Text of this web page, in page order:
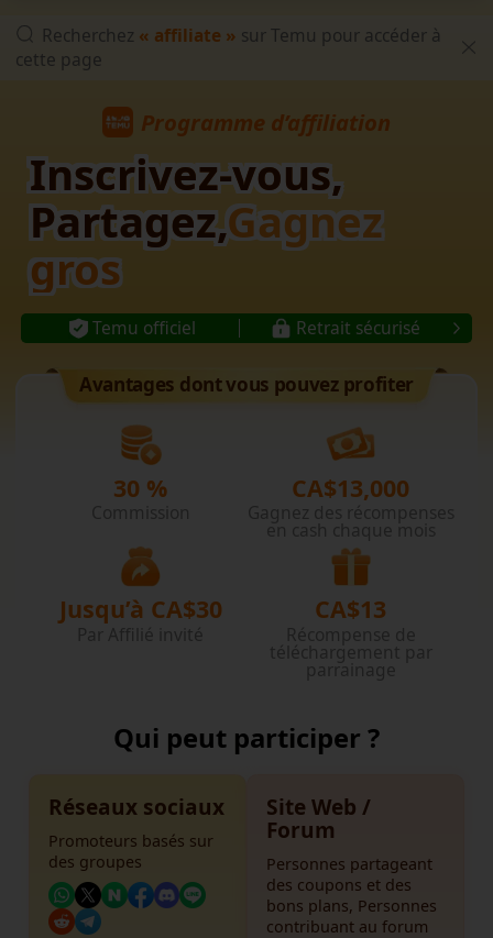
Recherchez « affiliate » sur Temu pour accéder à
cette page
Programme d’affiliation
Inscrivez-vous,
Partagez,Gagnez
gros
Temu officiel Retrait sécurisé
Avantages dont vous pouvez profiter
30 % CA$13,000
Jusqu’à CA$30 CA$13
Qui peut participer ?
Réseaux sociaux
Promoteurs basés sur
des groupes
Site Web /
Forum
Personnes partageant
des coupons et des
bons plans, Personnes
contribuant au forum